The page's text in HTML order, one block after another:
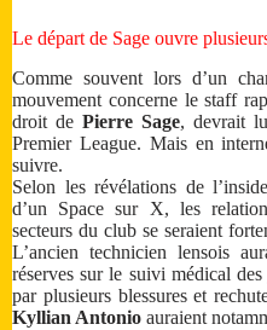
Le départ de Sage ouvre
Comme souvent lors d’un
mouvement concerne le staff
droit de Pierre Sage, devrait
Premier League. Mais en
suivre.
Selon les révélations de
d’un Space sur X, les
secteurs du club se seraient
L’ancien technicien lensois
réserves sur le suivi médical
par plusieurs blessures et
Kyllian Antonio auraient